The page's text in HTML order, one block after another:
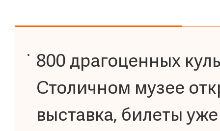
800 драгоценных
Столичном музее
выставка, билеты